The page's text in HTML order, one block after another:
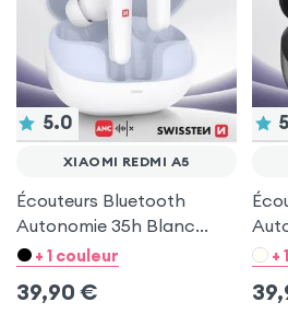
5.0
XIAOMI REDMI A5
Écouteurs Bluetooth
Autonomie 35h Blanc
pour Xiaomi Redmi A5
+ 1 couleur
39,90 €
+